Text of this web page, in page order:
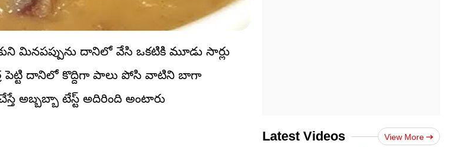
మినపప్పును దానిలో వేసి ఒకటికి మూడు సార్లు
పెట్టి దానిలో కొద్దిగా పాలు పోసి వాటిని బాగా
అబ్బబ్బా టేస్ట్ అదిరింది అంటారు
Latest Videos View More